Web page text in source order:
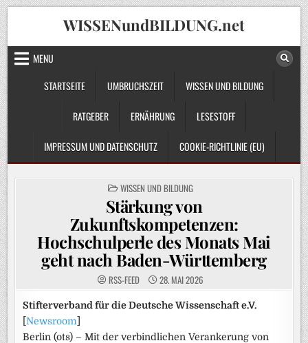
Skip
to
content
WISSENundBILDUNG.net
MENU
STARTSEITE
UMBRUCHSZEIT WISSEN UND BILDUNG
RATGEBER ERNÄHRUNG LESESTOFF
IMPRESSUM UND DATENSCHUTZ COOKIE-RICHTLINIE (EU)
POSTED
IN
WISSEN UND BILDUNG
Stärkung von
Zukunftskompetenzen:
Hochschulperle des Monats Mai
geht nach Baden-Württemberg
RSS-FEED 28. MAI 2026
Stifterverband für die Deutsche Wissenschaft e.V.
[Newsroom
Berlin (ots) – Mit der verbindlichen Verankerung von